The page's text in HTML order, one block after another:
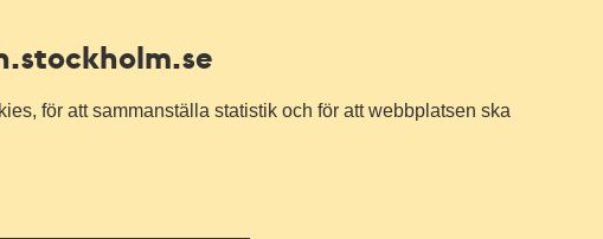
.stockholm.se
för att sammanställa statistik och för att webbplatsen ska